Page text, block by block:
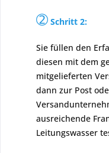
➁ Schritt 2:
Sie füllen den
diesen mit dem
mitgelieferten
dann zur Post
ausreichende
Leitungswasser